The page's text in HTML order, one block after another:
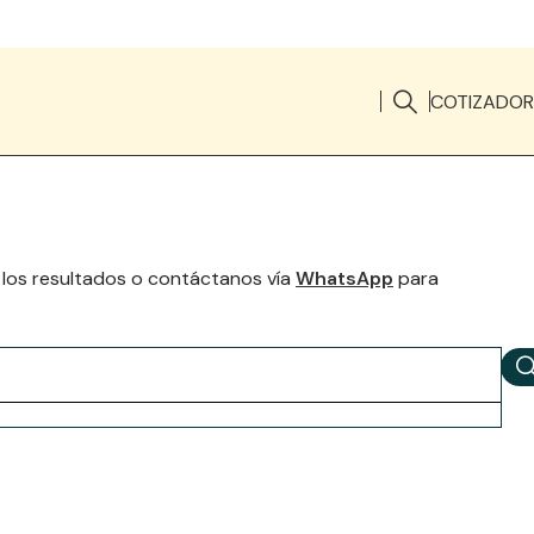
COTIZADOR
resultados o contáctanos vía WhatsApp para